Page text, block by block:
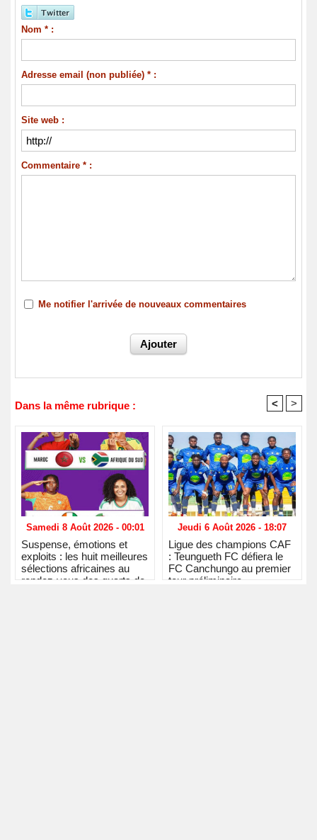
Nom * :
Adresse email (non publiée) * :
Site web :
Commentaire * :
Me notifier l'arrivée de nouveaux commentaires
Dans la même rubrique : < >
Samedi 8 Août 2026 - 00:01
Suspense, émotions et
exploits : les huit meilleures
sélections africaines au
rendez-vous des quarts de
Jeudi 6 Août 2026 - 18:07
Ligue des champions CAF
: Teungueth FC défiera le
FC Canchungo au premier
tour préliminaire